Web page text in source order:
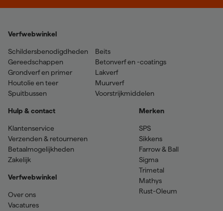
Verfwebwinkel
Schildersbenodigdheden
Gereedschappen
Grondverf en primer
Houtolie en teer
Spuitbussen
Beits
Betonverf en -coatings
Lakverf
Muurverf
Voorstrijkmiddelen
Hulp & contact
Klantenservice
Verzenden & retourneren
Betaalmogelijkheden
Zakelijk
Verfwebwinkel
Over ons
Vacatures
Merken
SPS
Sikkens
Farrow & Ball
Sigma
Trimetal
Mathys
Rust-Oleum